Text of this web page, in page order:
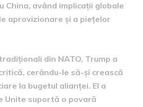
China, având implicații globale
aprovizionare și a piețelor
din NATO, Trump a
cerându-le să-și crească
la bugetul alianței. El a
Unite suportă o povară